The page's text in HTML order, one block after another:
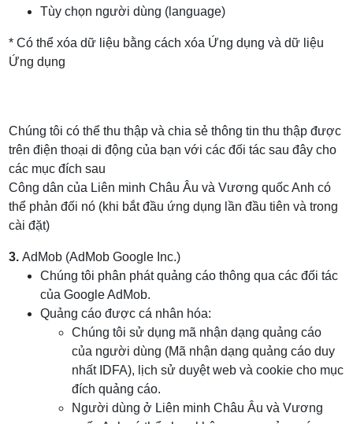
Tùy chọn người dùng (language)
* Có thể xóa dữ liệu bằng cách xóa Ứng dụng và dữ liệu
Ứng dụng
Chúng tôi có thể thu thập và chia sẻ thông tin thu thập được
trên điện thoại di động của bạn với các đối tác sau đây cho
các mục đích sau
Công dân của Liên minh Châu Âu và Vương quốc Anh có
thể phản đối nó (khi bắt đầu ứng dụng lần đầu tiên và trong
cài đặt)
3.AdMob (AdMob Google Inc.)
Chúng tôi phân phát quảng cáo thông qua các đối tác
của Google AdMob.
Quảng cáo được cá nhân hóa:
Chúng tôi sử dụng mã nhận dạng quảng cáo
của người dùng (Mã nhận dạng quảng cáo duy
nhất IDFA), lịch sử duyệt web và cookie cho mục
đích quảng cáo.
Người dùng ở Liên minh Châu Âu và Vương